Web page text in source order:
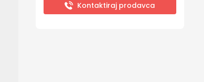
Kontaktiraj prodavca